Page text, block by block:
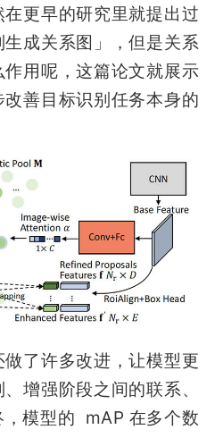
更早的研究里就提出过
生成关系图」，但是关系
用呢，这篇论文就展示
善目标识别任务本身的
了许多改进，让模型更
增强阶段之间的联系、
模型的  mAP 在多个数